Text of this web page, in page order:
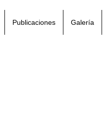
Publicaciones Galería